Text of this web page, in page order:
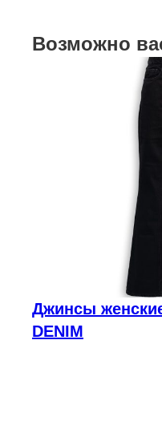
Возможно
Джинсы
DENIM